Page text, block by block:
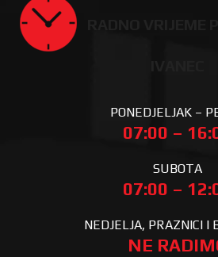
PONEDJELJAK –
07:00 –
SUBOTA
07:00 –
NEDJELJA, PRAZNICI I
NE